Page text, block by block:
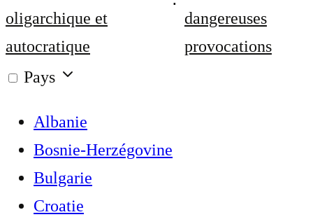
oligarchique et
autocratique
dangereuses
provocations
Pays
Albanie
Bosnie-Herzégovine
Bulgarie
Croatie